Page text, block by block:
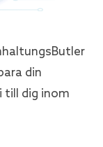
din
till dig inom